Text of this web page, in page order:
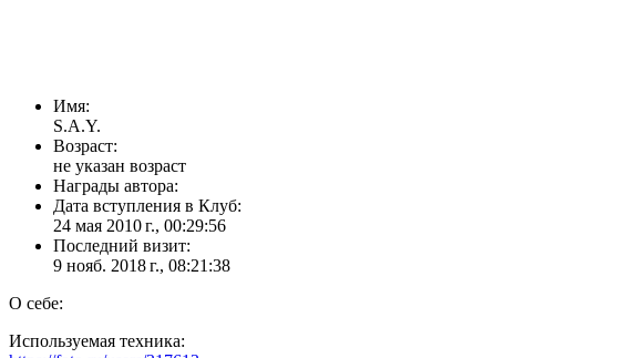
Имя:
S.A.Y.
Возраст:
не указан возраст
Награды автора:
Дата вступления в Клуб:
24 мая 2010 г., 00:29:56
Последний визит:
9 нояб. 2018 г., 08:21:38
О себе:
Используемая техника: